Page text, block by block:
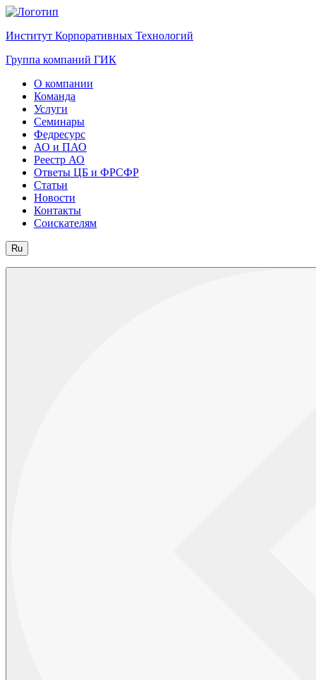
Институт Корпоративных Технологий
Группа компаний ГИК
О компании
Команда
Услуги
Семинары
Федресурс
АО и ПАО
Реестр АО
Ответы ЦБ и ФРСФР
Статьи
Новости
Контакты
Соискателям
Ru